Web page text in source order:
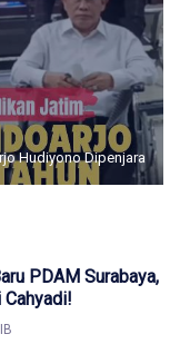
Hudiyono Dipenjara
PDAM Surabaya,
Cahyadi!